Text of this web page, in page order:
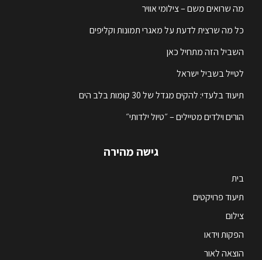
מה שרואים משם – צילומי אוויר
כל מה שרצית לדעת על מאגרי תמונות וקליפים
השביל הזה מתחיל כאן
לטייל בשביל ישראל
תיעוד בלעדי: להקים מגדל של 30 קומות בלב הים
הורים וילדים מטיילים – ״טיול ילדותי״
גישה מהירה
בית
תיעוד פרויקטים
צילום
הפקות וידאו
הוצאה לאור